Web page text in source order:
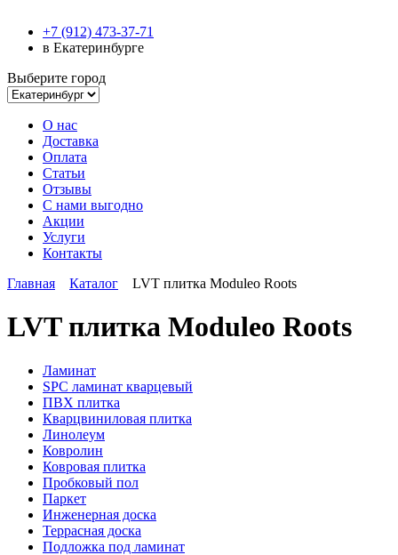
+7 (912) 473-37-71
в Екатеринбурге
Выберите город
О нас
Доставка
Оплата
Статьи
Отзывы
С нами выгодно
Акции
Услуги
Контакты
Главная
Каталог LVT плитка Moduleo Roots
LVT плитка Moduleo Roots
Ламинат
SPC ламинат кварцевый
ПВХ плитка
Кварцвиниловая плитка
Линолеум
Ковролин
Ковровая плитка
Пробковый пол
Паркет
Инженерная доска
Террасная доска
Подложка под ламинат